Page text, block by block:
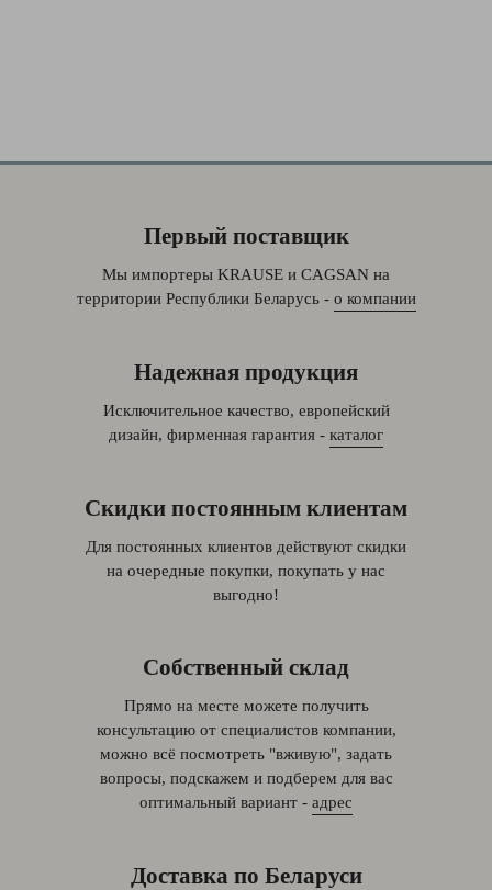
Первый поставщик
Мы импортеры KRAUSE и CAGSAN на
территории Республики Беларусь - о компании
Надежная продукция
Исключительное качество, европейский
дизайн, фирменная гарантия - каталог
Скидки постоянным клиентам
Для постоянных клиентов действуют скидки
на очередные покупки, покупать у нас
выгодно!
Собственный склад
Прямо на месте можете получить
консультацию от специалистов компании,
можно всё посмотреть "вживую", задать
вопросы, подскажем и подберем для вас
оптимальный вариант - адрес
Доставка по Беларуси